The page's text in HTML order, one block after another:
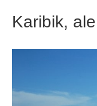
Karibik,